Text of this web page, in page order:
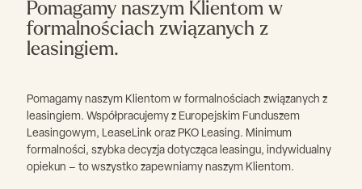
Pomagamy naszym Klientom w
formalnościach związanych z
leasingiem.
Pomagamy naszym Klientom w formalnościach związanych z
leasingiem. Współpracujemy z Europejskim Funduszem
Leasingowym, LeaseLink oraz PKO Leasing. Minimum
formalności, szybka decyzja dotycząca leasingu, indywidualny
opiekun – to wszystko zapewniamy naszym Klientom.